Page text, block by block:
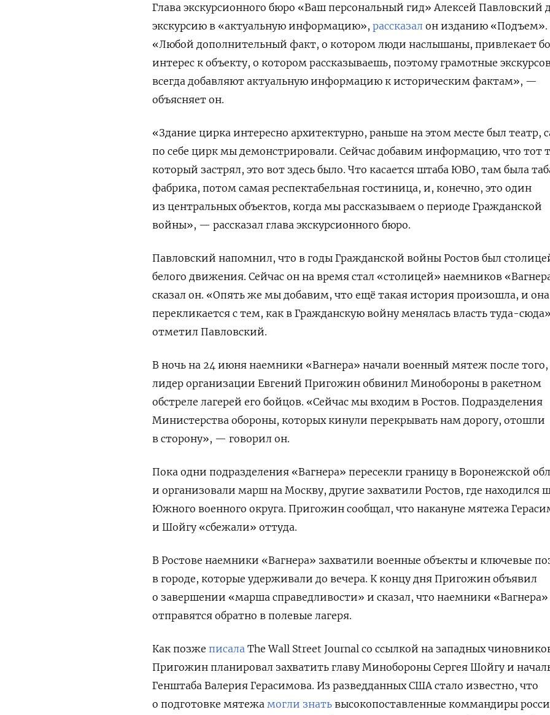
Глава экскурсионного бюро «Ваш персональный гид» Алексей Павловский
экскурсию в «актуальную информацию», рассказал он изданию «Подъем».
«Любой дополнительный факт, о котором люди наслышаны, привлекает
интерес к объекту, о котором рассказываешь, поэтому грамотные
всегда добавляют актуальную информацию к историческим фактам», —
объясняет он.
«Здание цирка интересно архитектурно, раньше на этом месте был театр,
по себе цирк мы демонстрировали. Сейчас добавим информацию, что тот
который застрял, это вот здесь было. Что касается штаба ЮВО, там была
фабрика, потом самая респектабельная гостиница, и, конечно, это один
из центральных объектов, когда мы рассказываем о периоде Гражданской
войны», — рассказал глава экскурсионного бюро.
Павловский напомнил, что в годы Гражданской войны Ростов был
белого движения. Сейчас он на время стал «столицей» наемников
сказал он. «Опять же мы добавим, что ещё такая история произошла, и
перекликается с тем, как в Гражданскую войну менялась власть туда-
отметил Павловский.
В ночь на 24 июня наемники «Вагнера» начали военный мятеж после того,
лидер организации Евгений Пригожин обвинил Минобороны в ракетном
обстреле лагерей его бойцов. «Сейчас мы входим в Ростов. Подразделения
Министерства обороны, которых кинули перекрывать нам дорогу, отошли
в сторону», — говорил он.
Пока одни подразделения «Вагнера» пересекли границу в Воронежской
и организовали марш на Москву, другие захватили Ростов, где находился
Южного военного округа. Пригожин сообщал, что накануне мятежа
и Шойгу «сбежали» оттуда.
В Ростове наемники «Вагнера» захватили военные объекты и ключевые
в городе, которые удерживали до вечера. К концу дня Пригожин объявил
о завершении «марша справедливости» и сказал, что наемники «Вагнера»
отправятся обратно в полевые лагеря.
Как позже писала The Wall Street Journal со ссылкой на западных
Пригожин планировал захватить главу Минобороны Сергея Шойгу и
Генштаба Валерия Герасимова. Из разведданных США стало известно, что
о подготовке мятежа могли знать высокопоставленные коммандиры